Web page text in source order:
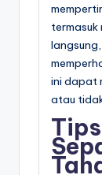
termasuk
ini dapat
atau